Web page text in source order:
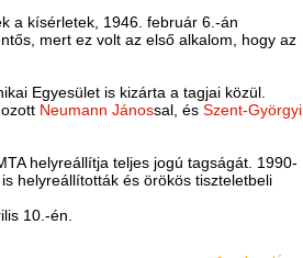
a kísérletek, 1946. február 6.-án
mert ez volt az első alkalom, hogy az
Egyesület is kizárta a tagjai közül.
Neumann Jánossal, ésSzent-Györgyi
helyreállítja teljes jogú tagságát. 1990-
helyreállították és örökös tiszteletbeli
10.-én.